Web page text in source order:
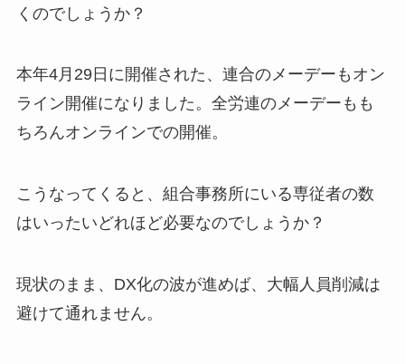
くのでしょうか？
本年4月29日に開催された、連合のメーデーもオン
ライン開催になりました。全労連のメーデーもも
ちろんオンラインでの開催。
こうなってくると、組合事務所にいる専従者の数
はいったいどれほど必要なのでしょうか？
現状のまま、DX化の波が進めば、大幅人員削減は
避けて通れません。